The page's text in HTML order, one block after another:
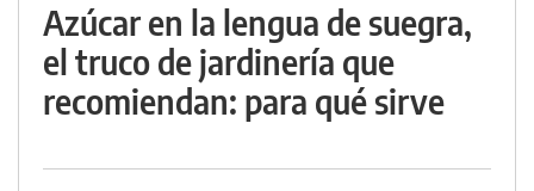
Azúcar en la lengua de suegra,
el truco de jardinería que
recomiendan: para qué sirve